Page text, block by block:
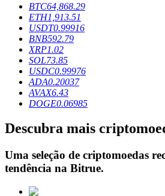
Empréstimos
Serviço de empréstimo apoiado por
BTC64,868.29
ETH1,913.51
USDT0.99916
BNB592.79
XRP1.02
SOL73.85
USDC0.99976
ADA0.20037
AVAX6.43
DOGE0.06985
Descubra mais
Uma seleção de criptomoedas
tendência na Bitrue.